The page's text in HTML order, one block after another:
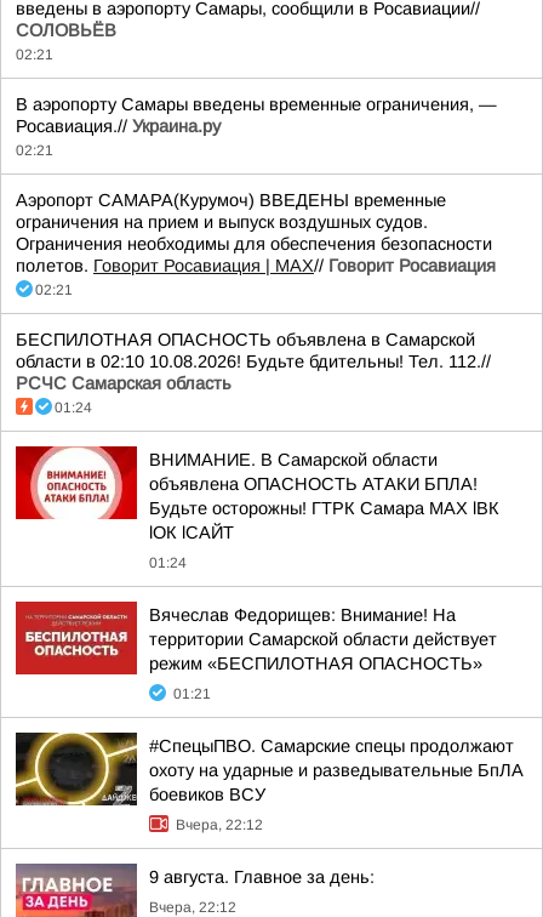
введены в аэропорту Самары, сообщили в Росавиации//
СОЛОВЬЁВ
02:21
В аэропорту Самары введены временные ограничения, —
Росавиация.// Украина.ру
02:21
Аэропорт САМАРА(Курумоч) ВВЕДЕНЫ временные
ограничения на прием и выпуск воздушных судов.
Ограничения необходимы для обеспечения безопасности
полетов. Говорит Росавиация | MAX// Говорит Росавиация
02:21
БЕСПИЛОТНАЯ ОПАСНОСТЬ объявлена в Самарской
области в 02:10 10.08.2026! Будьте бдительны! Тел. 112.//
РСЧС Самарская область
01:24
ВНИМАНИЕ. В Самарской области
объявлена ОПАСНОСТЬ АТАКИ БПЛА!
Будьте осторожны! ГТРК Самара MAX lВК
lОК lСАЙТ
01:24
Вячеслав Федорищев: Внимание! На
территории Самарской области действует
режим «БЕСПИЛОТНАЯ ОПАСНОСТЬ»
01:21
#СпецыПВО. Самарские спецы продолжают
охоту на ударные и разведывательные БпЛА
боевиков ВСУ
Вчера, 22:12
9 августа. Главное за день:
Вчера, 22:12